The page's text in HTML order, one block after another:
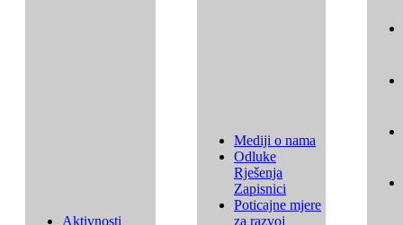
Aktivnosti
Mediji o nama
Odluke
Rješenja
Zapisnici
Poticajne mjere
za razvoj